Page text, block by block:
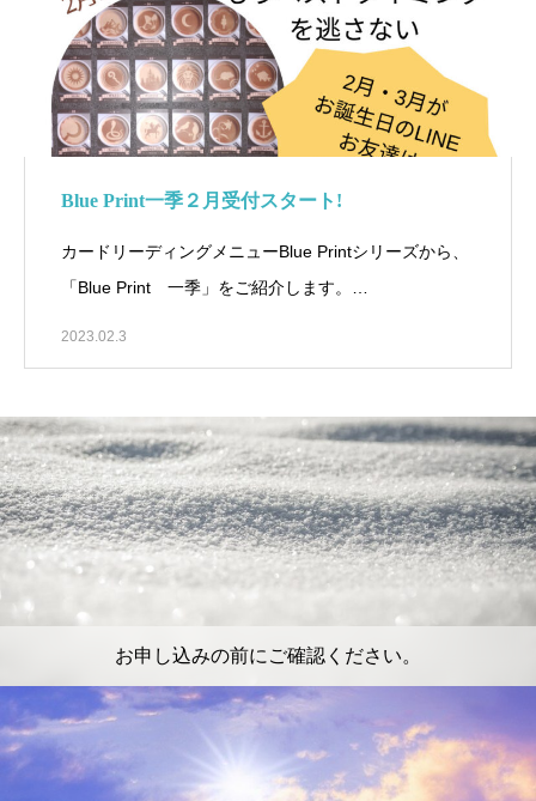
Blue Print一季２月受付スタート!
カードリーディングメニューBlue Printシリーズから、
「Blue Print 一季」をご紹介します。…
2023.02.3
お申し込みの前にご確認ください。